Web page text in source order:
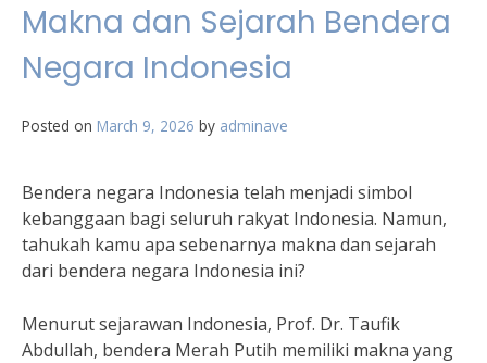
Makna dan Sejarah Bendera
Negara Indonesia
Posted on March 9, 2026 by adminave
Bendera negara Indonesia telah menjadi simbol
kebanggaan bagi seluruh rakyat Indonesia. Namun,
tahukah kamu apa sebenarnya makna dan sejarah
dari bendera negara Indonesia ini?
Menurut sejarawan Indonesia, Prof. Dr. Taufik
Abdullah, bendera Merah Putih memiliki makna yang